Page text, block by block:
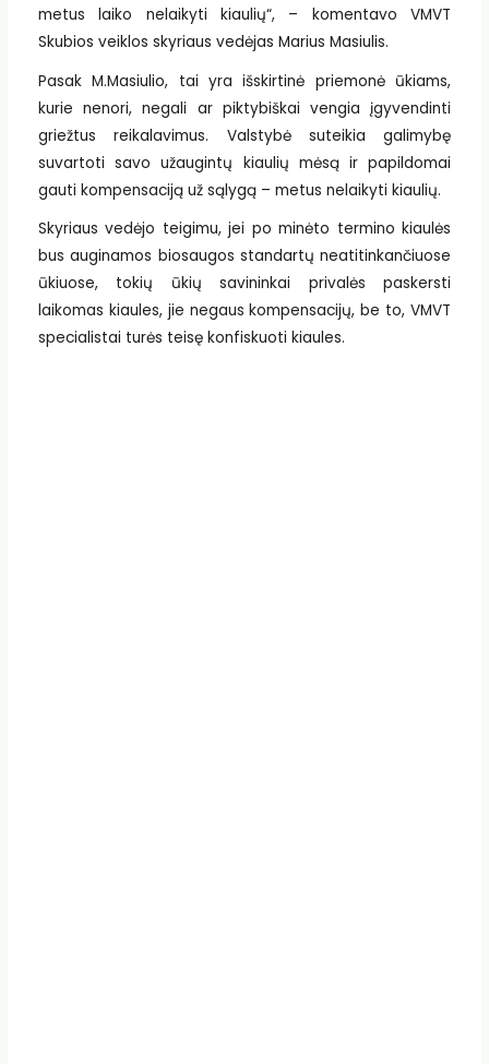
metus laiko nelaikyti kiaulių“, – komentavo VMVT
Skubios veiklos skyriaus vedėjas Marius Masiulis.
Pasak M.Masiulio, tai yra išskirtinė priemonė ūkiams,
kurie nenori, negali ar piktybiškai vengia įgyvendinti
griežtus reikalavimus. Valstybė suteikia galimybę
suvartoti savo užaugintų kiaulių mėsą ir papildomai
gauti kompensaciją už sąlygą – metus nelaikyti kiaulių.
Skyriaus vedėjo teigimu, jei po minėto termino kiaulės
bus auginamos biosaugos standartų neatitinkančiuose
ūkiuose, tokių ūkių savininkai privalės paskersti
laikomas kiaules, jie negaus kompensacijų, be to, VMVT
specialistai turės teisę konfiskuoti kiaules.